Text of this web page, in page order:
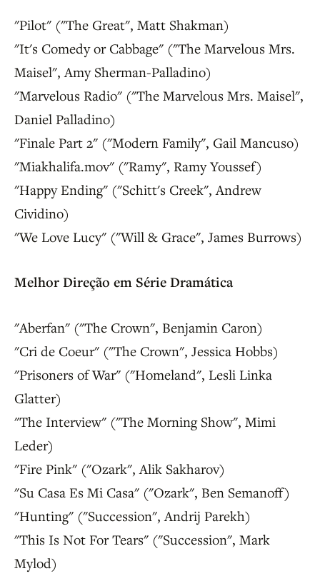
"Pilot" ("The Great", Matt Shakman)
"It's Comedy or Cabbage" ("The Marvelous Mrs.
Maisel", Amy Sherman-Palladino)
"Marvelous Radio" ("The Marvelous Mrs. Maisel",
Daniel Palladino)
"Finale Part 2" ("Modern Family", Gail Mancuso)
"Miakhalifa.mov" ("Ramy", Ramy Youssef)
"Happy Ending" ("Schitt's Creek", Andrew
Cividino)
"We Love Lucy" ("Will & Grace", James Burrows)
Melhor Direção em Série Dramática
"Aberfan" ("The Crown", Benjamin Caron)
"Cri de Coeur" ("The Crown", Jessica Hobbs)
"Prisoners of War" ("Homeland", Lesli Linka
Glatter)
"The Interview" ("The Morning Show", Mimi
Leder)
"Fire Pink" ("Ozark", Alik Sakharov)
"Su Casa Es Mi Casa" ("Ozark", Ben Semanoff)
"Hunting" ("Succession", Andrij Parekh)
"This Is Not For Tears" ("Succession", Mark
Mylod)